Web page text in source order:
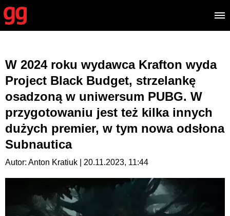
W 2024 roku wydawca Krafton wyda
Project Black Budget, strzelankę
osadzoną w uniwersum PUBG. W
przygotowaniu jest też kilka innych
dużych premier, w tym nowa odsłona
Subnautica
Autor: Anton Kratiuk | 20.11.2023, 11:44